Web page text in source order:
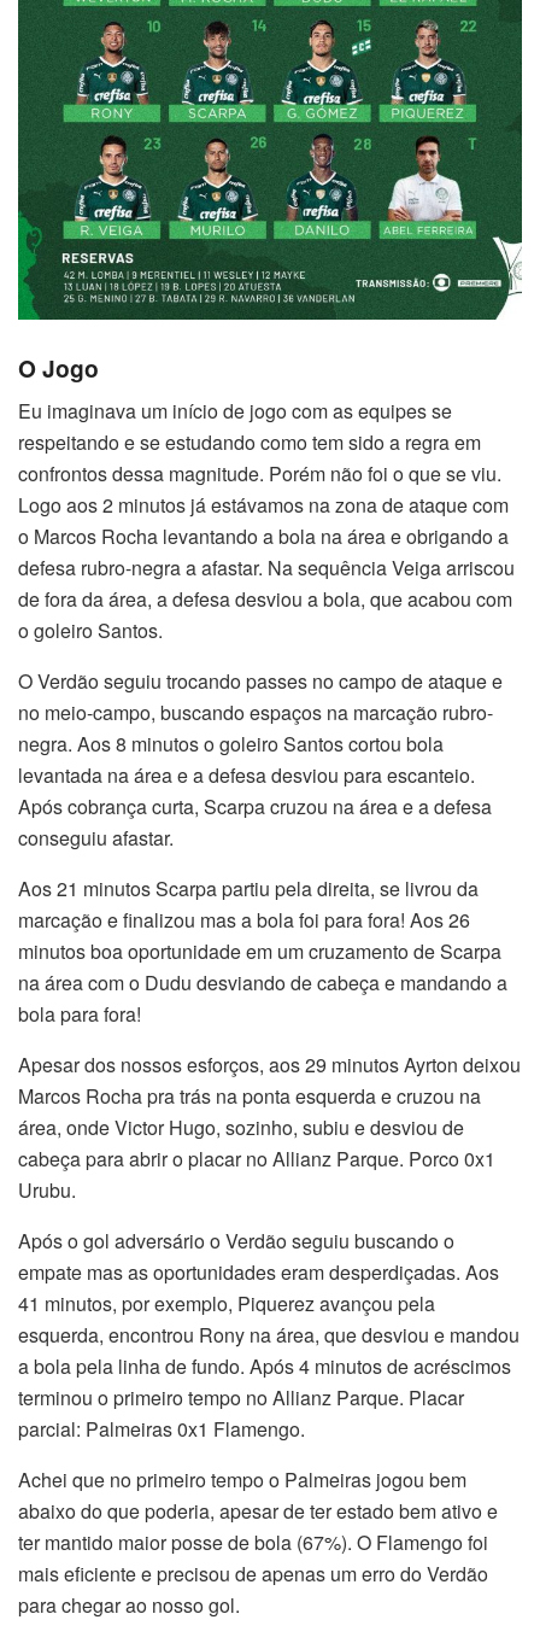
O Jogo
Eu imaginava um início de jogo com as equipes se
respeitando e se estudando como tem sido a regra em
confrontos dessa magnitude. Porém não foi o que se viu.
Logo aos 2 minutos já estávamos na zona de ataque com
o Marcos Rocha levantando a bola na área e obrigando a
defesa rubro-negra a afastar. Na sequência Veiga arriscou
de fora da área, a defesa desviou a bola, que acabou com
o goleiro Santos.
O Verdão seguiu trocando passes no campo de ataque e
no meio-campo, buscando espaços na marcação rubro-
negra. Aos 8 minutos o goleiro Santos cortou bola
levantada na área e a defesa desviou para escanteio.
Após cobrança curta, Scarpa cruzou na área e a defesa
conseguiu afastar.
Aos 21 minutos Scarpa partiu pela direita, se livrou da
marcação e finalizou mas a bola foi para fora! Aos 26
minutos boa oportunidade em um cruzamento de Scarpa
na área com o Dudu desviando de cabeça e mandando a
bola para fora!
Apesar dos nossos esforços, aos 29 minutos Ayrton deixou
Marcos Rocha pra trás na ponta esquerda e cruzou na
área, onde Victor Hugo, sozinho, subiu e desviou de
cabeça para abrir o placar no Allianz Parque. Porco 0x1
Urubu.
Após o gol adversário o Verdão seguiu buscando o
empate mas as oportunidades eram desperdiçadas. Aos
41 minutos, por exemplo, Piquerez avançou pela
esquerda, encontrou Rony na área, que desviou e mandou
a bola pela linha de fundo. Após 4 minutos de acréscimos
terminou o primeiro tempo no Allianz Parque. Placar
parcial: Palmeiras 0x1 Flamengo.
Achei que no primeiro tempo o Palmeiras jogou bem
abaixo do que poderia, apesar de ter estado bem ativo e
ter mantido maior posse de bola (67%). O Flamengo foi
mais eficiente e precisou de apenas um erro do Verdão
para chegar ao nosso gol.